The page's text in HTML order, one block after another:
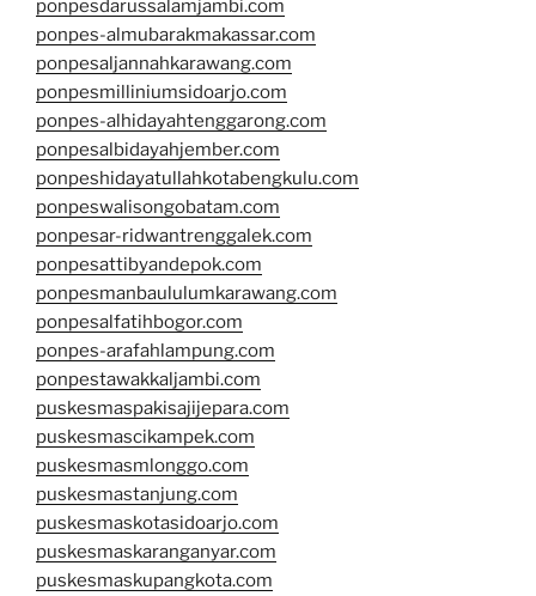
ponpesdarussalamjambi.com
ponpes-almubarakmakassar.com
ponpesaljannahkarawang.com
ponpesmilliniumsidoarjo.com
ponpes-alhidayahtenggarong.com
ponpesalbidayahjember.com
ponpeshidayatullahkotabengkulu.com
ponpeswalisongobatam.com
ponpesar-ridwantrenggalek.com
ponpesattibyandepok.com
ponpesmanbaululumkarawang.com
ponpesalfatihbogor.com
ponpes-arafahlampung.com
ponpestawakkaljambi.com
puskesmaspakisajijepara.com
puskesmascikampek.com
puskesmasmlonggo.com
puskesmastanjung.com
puskesmaskotasidoarjo.com
puskesmaskaranganyar.com
puskesmaskupangkota.com